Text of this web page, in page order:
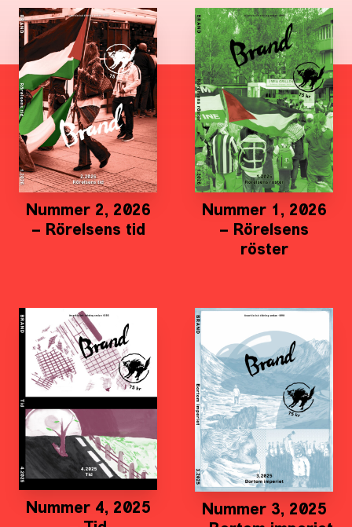
Nummer 2, 2026
– Rörelsens tid
Nummer 1, 2026
– Rörelsens
röster
Nummer 4, 2025
Nummer 3, 2025